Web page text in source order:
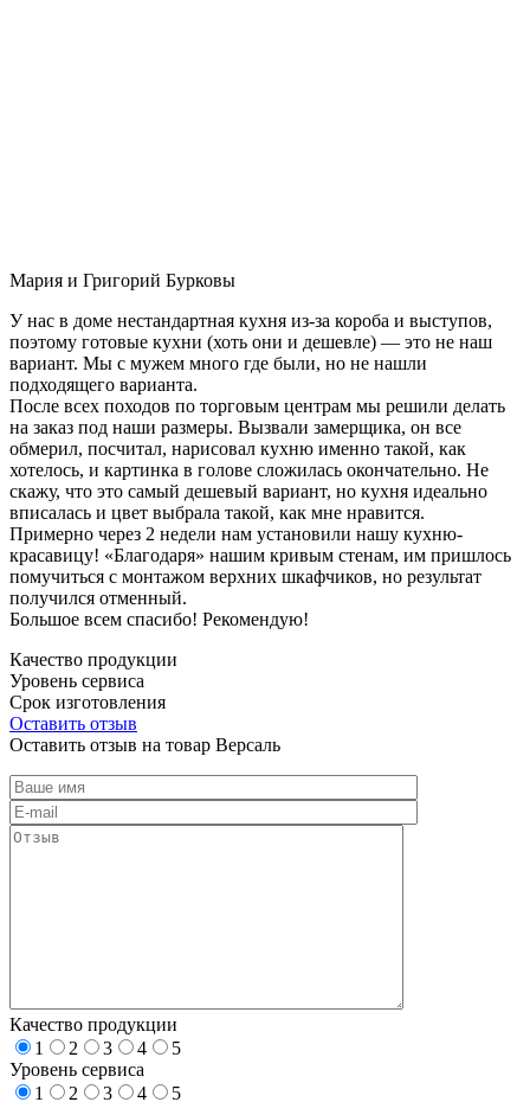
Мария и Григорий Бурковы
У нас в доме нестандартная кухня из-за короба и выступов,
поэтому готовые кухни (хоть они и дешевле) — это не наш
вариант. Мы с мужем много где были, но не нашли
подходящего варианта.
После всех походов по торговым центрам мы решили делать
на заказ под наши размеры. Вызвали замерщика, он все
обмерил, посчитал, нарисовал кухню именно такой, как
хотелось, и картинка в голове сложилась окончательно. Не
скажу, что это самый дешевый вариант, но кухня идеально
вписалась и цвет выбрала такой, как мне нравится.
Примерно через 2 недели нам установили нашу кухню-
красавицу! «Благодаря» нашим кривым стенам, им пришлось
помучиться с монтажом верхних шкафчиков, но результат
получился отменный.
Большое всем спасибо! Рекомендую!
Качество продукции
Уровень сервиса
Срок изготовления
Оставить отзыв
Оставить отзыв на товар Версаль
Качество продукции
1
2 3 4
5
Уровень сервиса
1
2 3 4 5